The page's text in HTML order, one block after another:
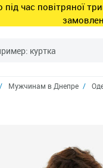
під час повітряної
Мужчинам в Днепре